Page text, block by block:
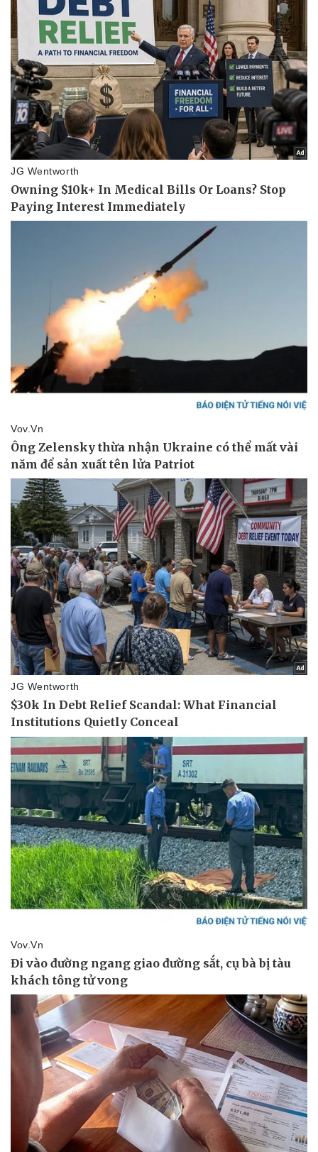
Pháp luật
Vụ án
Tin nóng
Tư vấn luật
Quân sự - Quốc phòng
Vũ khí
Việt Nam
Phân tích